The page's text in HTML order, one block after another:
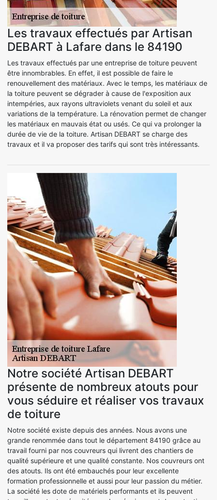
Les travaux effectués par Artisan
DEBART à Lafare dans le 84190
Les travaux effectués par une entreprise de toiture peuvent
être innombrables. En effet, il est possible de faire le
renouvellement des matériaux. Avec le temps, les matériaux de
la toiture peuvent se dégrader à cause de l'exposition aux
intempéries, aux rayons ultraviolets venant du soleil et aux
variations de la température. La rénovation permet de changer
les matériaux en mauvais état ou usés. Ce qui va prolonger la
durée de vie de la toiture. Artisan DEBART se charge des
travaux et il va proposer des tarifs qui sont très intéressants.
Notre société Artisan DEBART
présente de nombreux atouts pour
vous séduire et réaliser vos travaux
de toiture
Notre société existe depuis des années. Nous avons une
grande renommée dans tout le département 84190 grâce au
travail fourni par nos couvreurs qui livrent des chantiers de
qualité supérieure et une qualité constante. Nos couvreurs ont
des atouts. Ils ont été embauchés pour leur excellente
formation professionnelle et aussi pour leur passion du métier.
La société les dote de matériels performants et ils peuvent